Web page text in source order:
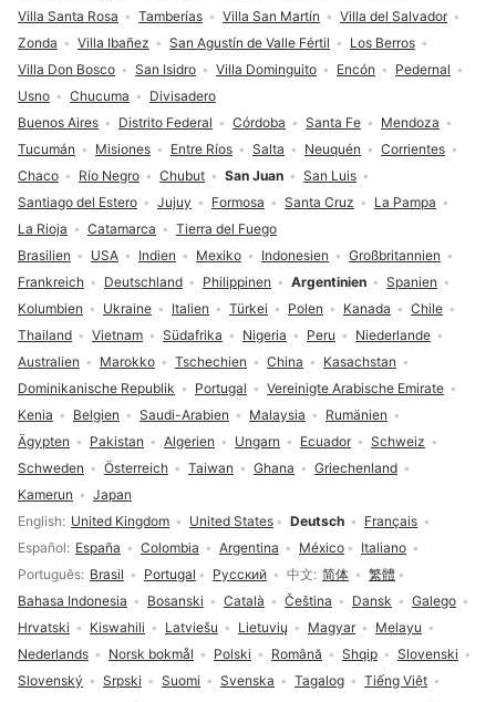
Sprachauswahl
English United Kingdom United States Deutsch
Français
Español
España Colombia Argentina México
Italiano
Português Brasil Portugal Русский 中文 简体
繁體
Bahasa Indonesia
Bosanski Català Čeština Dansk
Galego
Hrvatski
Kiswahili Latviešu Lietuvių Magyar
Melayu
Nederlands
Norsk bokmål Polski Română Shqip
Slovenski
Slovenský
Srpski Suomi Svenska Tagalog
Tiếng Việt
Brasilien USA Indien Mexiko Indonesien
Großbritannien
Frankreich
Deutschland Philippinen Argentinien
Spanien
Kolumbien
Ukraine Italien Türkei Polen Kanada
Chile
Thailand
Vietnam Südafrika Nigeria Peru
Niederlande
Australien
Marokko Tschechien China
Kasachstan
Dominikanische Republik
Portugal
Vereinigte Arabische Emirate
Kenia
Belgien Saudi-Arabien Malaysia
Rumänien
Ägypten
Pakistan Algerien Ungarn Ecuador
Schweiz
Schweden
Österreich Taiwan Ghana
Griechenland
Kamerun
Japan
Buenos Aires Distrito Federal Córdoba Santa Fe
Mendoza
Tucumán
Misiones Entre Ríos Salta Neuquén
Corrientes
Chaco
Río Negro Chubut San Juan
San Luis
Santiago del Estero
Jujuy Formosa Santa Cruz
La Pampa
La Rioja
Catamarca Tierra del Fuego
Villa Santa Rosa
Tamberías Villa San Martín
Villa del Salvador
Zonda
Villa Ibañez San Agustín de Valle Fértil
Los Berros
Villa Don Bosco
San Isidro Villa Dominguito Encón
Pedernal
Usno
Chucuma Divisadero